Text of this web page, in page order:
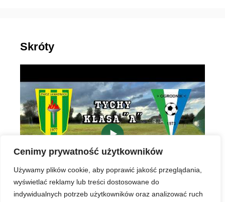
Cenimy prywatność użytkowników
Używamy plików cookie, aby poprawić jakość przeglądania,
wyświetlać reklamy lub treści dostosowane do
indywidualnych potrzeb użytkowników oraz analizować ruch
Skróty
▶